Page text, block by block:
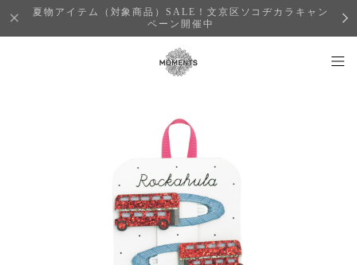
夏物アイテム（対象商品）SALE！文京区ソコヂカラキャン
ペーン開催中